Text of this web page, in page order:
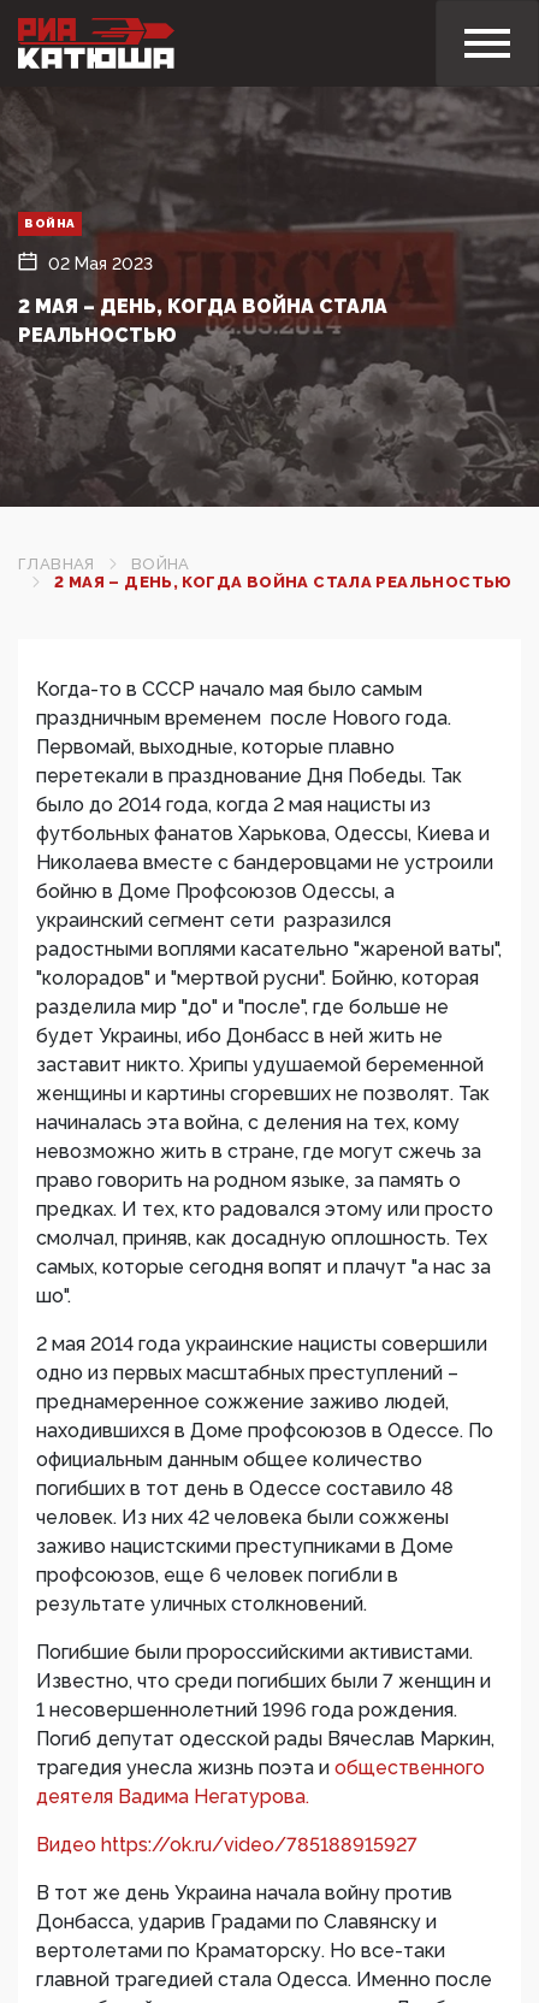
ВОЙНА
02 Мая 2023
2 МАЯ – ДЕНЬ, КОГДА ВОЙНА СТАЛА
РЕАЛЬНОСТЬЮ
ГЛАВНАЯ
ВОЙНА
2 МАЯ – ДЕНЬ, КОГДА ВОЙНА СТАЛА РЕАЛЬНОСТЬЮ
Когда-то в СССР начало мая было самым
праздничным временем после Нового года.
Первомай, выходные, которые плавно
перетекали в празднование Дня Победы. Так
было до 2014 года, когда 2 мая нацисты из
футбольных фанатов Харькова, Одессы, Киева и
Николаева вместе с бандеровцами не устроили
бойню в Доме Профсоюзов Одессы, а
украинский сегмент сети разразился
радостными воплями касательно "жареной ваты",
"колорадов" и "мертвой русни". Бойню, которая
разделила мир "до" и "после", где больше не
будет Украины, ибо Донбасс в ней жить не
заставит никто. Хрипы удушаемой беременной
женщины и картины сгоревших не позволят. Так
начиналась эта война, с деления на тех, кому
невозможно жить в стране, где могут сжечь за
право говорить на родном языке, за память о
предках. И тех, кто радовался этому или просто
смолчал, приняв, как досадную оплошность. Тех
самых, которые сегодня вопят и плачут "а нас за
шо".
2 мая 2014 года украинские нацисты совершили
одно из первых масштабных преступлений –
преднамеренное сожжение заживо людей,
находившихся в Доме профсоюзов в Одессе. По
официальным данным общее количество
погибших в тот день в Одессе составило 48
человек. Из них 42 человека были сожжены
заживо нацистскими преступниками в Доме
профсоюзов, еще 6 человек погибли в
результате уличных столкновений.
Погибшие были пророссийскими активистами.
Известно, что среди погибших были 7 женщин и
1 несовершеннолетний 1996 года рождения.
Погиб депутат одесской рады Вячеслав Маркин,
трагедия унесла жизнь поэта и общественного
деятеля Вадима Негатурова.
Видео https://ok.ru/video/785188915927
В тот же день Украина начала войну против
Донбасса, ударив Градами по Славянску и
вертолетами по Краматорску. Но все-таки
главной трагедией стала Одесса. Именно после